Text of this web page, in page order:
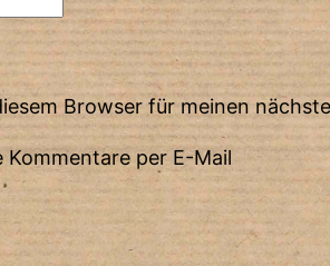
Browser für meinen
per E-Mail